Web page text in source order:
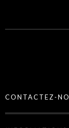
CONTACTEZ-